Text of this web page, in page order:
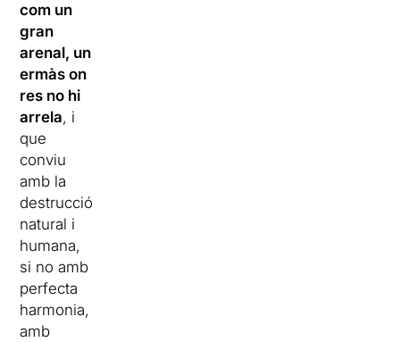
com un
gran
arenal, un
ermàs on
res no hi
arrela, i
que
conviu
amb la
destrucció
natural i
humana,
si no amb
perfecta
harmonia,
amb